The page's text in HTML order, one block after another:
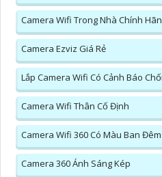
Camera Wifi Trong Nhà Chính
Camera Ezviz Giá Rẻ
Lắp Camera Wifi Có Cảnh Báo
Camera Wifi Thân Cố Định
Camera Wifi 360 Có Màu Ban
Camera 360 Ánh Sáng Kép